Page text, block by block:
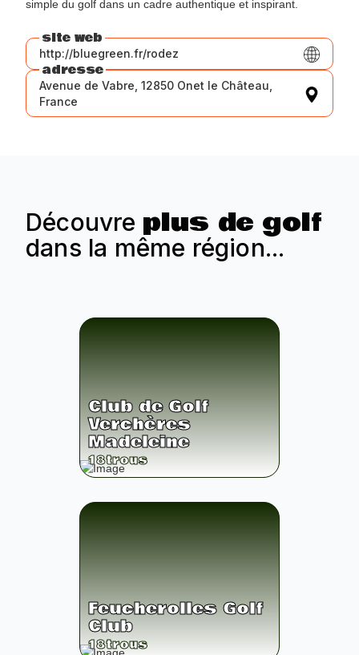
simple du golf dans un cadre authentique et inspirant.
site web
http://bluegreen.fr/rodez
adresse
Avenue de Vabre, 12850 Onet le Château,
France
Découvre plus de golf
dans la même région...
Club de Golf
Verchères
Madeleine
18trous
Feucherolles Golf
Club
18trous